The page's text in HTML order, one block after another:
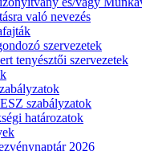
való nevezés
szervezetek
tenyésztői szervezetek
szabályzatok
határozatok
2026